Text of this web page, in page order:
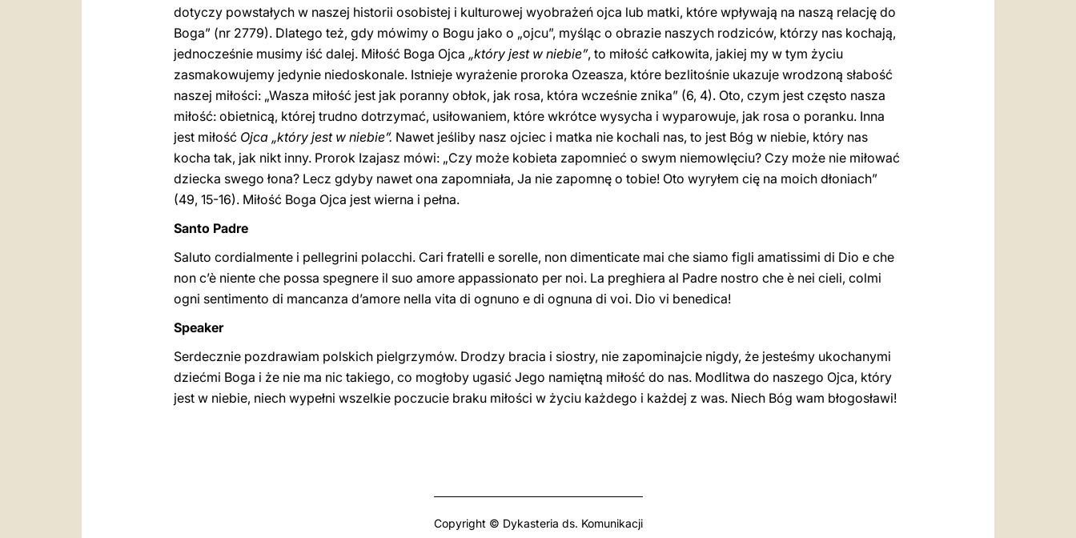
dotyczy powstałych w naszej historii osobistej i kulturowej wyobrażeń ojca lub matki, które wpływają na naszą relację do
Boga” (nr 2779). Dlatego też, gdy mówimy o Bogu jako o „ojcu”, myśląc o obrazie naszych rodziców, którzy nas kochają,
jednocześnie musimy iść dalej. Miłość Boga Ojca „który jest w niebie”, to miłość całkowita, jakiej my w tym życiu
zasmakowujemy jedynie niedoskonale. Istnieje wyrażenie proroka Ozeasza, które bezlitośnie ukazuje wrodzoną słabość
naszej miłości: „Wasza miłość jest jak poranny obłok, jak rosa, która wcześnie znika” (6, 4). Oto, czym jest często nasza
miłość: obietnicą, której trudno dotrzymać, usiłowaniem, które wkrótce wysycha i wyparowuje, jak rosa o poranku. Inna
jest miłość Ojca „który jest w niebie”. Nawet jeśliby nasz ojciec i matka nie kochali nas, to jest Bóg w niebie, który nas
kocha tak, jak nikt inny. Prorok Izajasz mówi: „Czy może kobieta zapomnieć o swym niemowlęciu? Czy może nie miłować
dziecka swego łona? Lecz gdyby nawet ona zapomniała, Ja nie zapomnę o tobie! Oto wyryłem cię na moich dłoniach”
(49, 15-16). Miłość Boga Ojca jest wierna i pełna.
Santo Padre
Saluto cordialmente i pellegrini polacchi. Cari fratelli e sorelle, non dimenticate mai che siamo figli amatissimi di Dio e che
non c’è niente che possa spegnere il suo amore appassionato per noi. La preghiera al Padre nostro che è nei cieli, colmi
ogni sentimento di mancanza d’amore nella vita di ognuno e di ognuna di voi. Dio vi benedica!
Speaker
Serdecznie pozdrawiam polskich pielgrzymów. Drodzy bracia i siostry, nie zapominajcie nigdy, że jesteśmy ukochanymi
dziećmi Boga i że nie ma nic takiego, co mogłoby ugasić Jego namiętną miłość do nas. Modlitwa do naszego Ojca, który
jest w niebie, niech wypełni wszelkie poczucie braku miłości w życiu każdego i każdej z was. Niech Bóg wam błogosławi!
Copyright © Dykasteria ds. Komunikacji